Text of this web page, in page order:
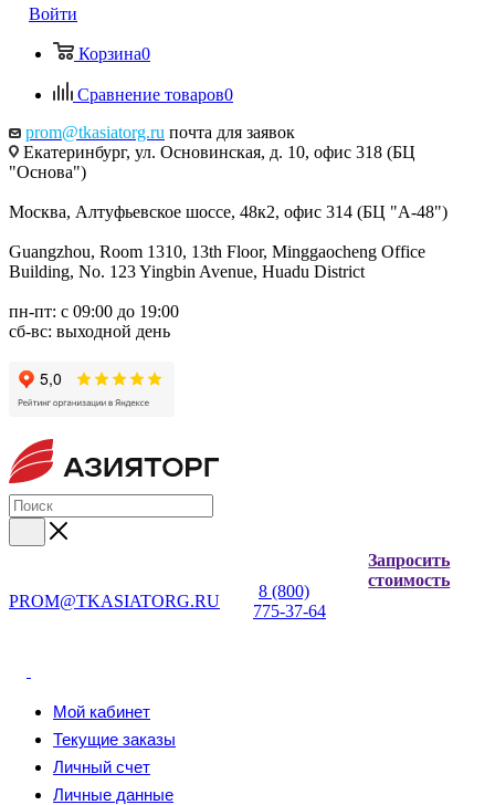
Войти
Корзина0
Сравнение товаров0
prom@tkasiatorg.ru почта для заявок
Екатеринбург, ул. Основинская, д. 10, офис 318 (БЦ
"Основа")
Москва, Алтуфьевское шоссе, 48к2, офис 314 (БЦ "А-48")
Guangzhou, Room 1310, 13th Floor, Minggaocheng Office
Building, No. 123 Yingbin Avenue, Huadu District
пн-пт: с 09:00 до 19:00
сб-вс: выходной день
PROM@TKASIATORG.RU
8 (800)
775-37-64
Запросить
стоимость
Мой кабинет
Текущие заказы
Личный счет
Личные данные